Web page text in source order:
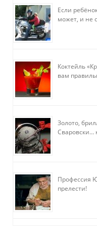
Если
может, и не
Коктейль
вам
Золото,
Сваровски…
Профессия
прелести!